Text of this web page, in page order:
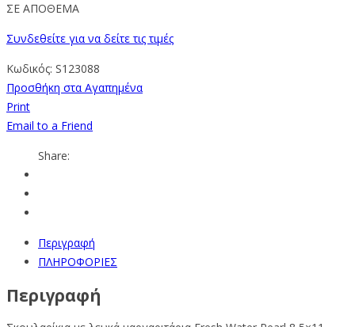
ΣΕ ΑΠΟΘΕΜΑ
Συνδεθείτε για να δείτε τις τιμές
Κωδικός: S123088
Προσθήκη στα Αγαπημένα
Print
Email to a Friend
Share:
Περιγραφή
ΠΛΗΡΟΦΟΡΙΕΣ
Περιγραφή